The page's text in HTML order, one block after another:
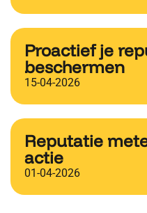
Proactief je
beschermen
15-04-2026
Reputatie
actie
01-04-2026